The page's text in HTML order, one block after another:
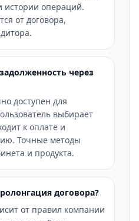
истории операций.
от договора,
через
доступен для
выбирает
к оплате и
Точные методы
и продукта.
договора?
от правил компании